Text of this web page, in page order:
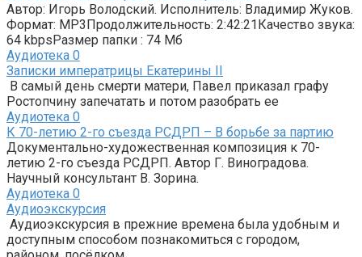
Автор: Игорь Володский. Исполнитель: Владимир Жуков.
Формат: MP3Продолжительность: 2:42:21Качество звука:
64 kbpsРазмер папки : 74 Мб
Аудиотека 0
Записки императрицы Екатерины II
В самый день смерти матери, Павел приказал графу
Ростопчину запечатать и потом разобрать ее
Аудиотека 0
К 70-летию 2-го съезда РСДРП – В борьбе за партию
Документально-художественная композиция к 70-
летию 2-го съезда РСДРП. Автор Г. Виноградова.
Научный консультант В. Зорина.
Аудиотека 0
Аудиоэкскурсия
Аудиоэкскурсия в прежние времена была удобным и
доступным способом познакомиться с городом,